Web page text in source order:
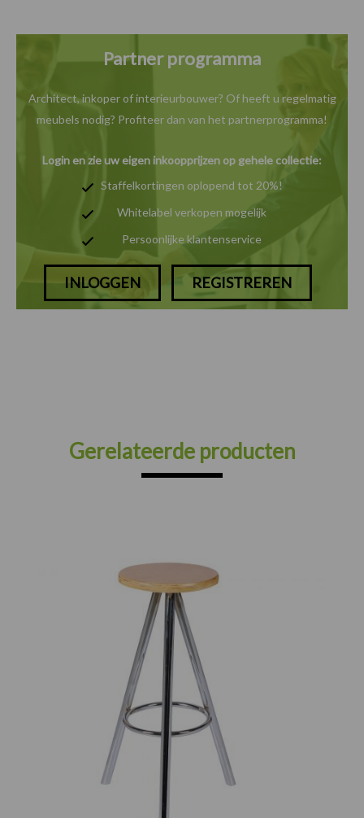
Partner programma
Architect, inkoper of interieurbouwer? Of heeft u regelmatig
meubels nodig? Profiteer dan van het partnerprogramma!
Login en zie uw eigen inkoopprijzen op gehele collectie:
Staffelkortingen oplopend tot 20%!
Whitelabel verkopen mogelijk
Persoonlijke klantenservice
INLOGGEN REGISTREREN
Gerelateerde producten